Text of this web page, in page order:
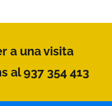
a una visita
al 937 354 413